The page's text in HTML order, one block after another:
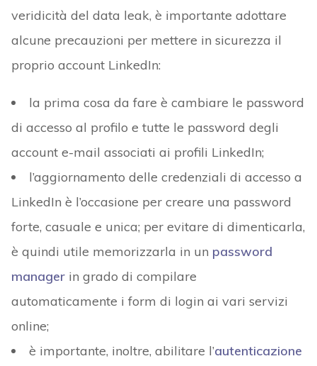
veridicità del data leak, è importante adottare
alcune precauzioni per mettere in sicurezza il
proprio account LinkedIn:
la prima cosa da fare è cambiare le password
di accesso al profilo e tutte le password degli
account e-mail associati ai profili LinkedIn;
l’aggiornamento delle credenziali di accesso a
LinkedIn è l’occasione per creare una password
forte, casuale e unica; per evitare di dimenticarla,
è quindi utile memorizzarla in un password
managerin grado di compilare
automaticamente i form di login ai vari servizi
online;
è importante, inoltre, abilitare l’autenticazione